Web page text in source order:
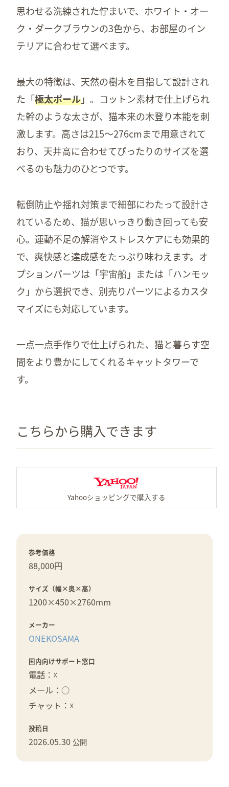
思わせる洗練された佇まいで、ホワイト・オー
ク・ダークブラウンの3色から、お部屋のイン
テリアに合わせて選べます。
最大の特徴は、天然の樹木を目指して設計され
た「極太ポール」。コットン素材で仕上げられ
た幹のような太さが、猫本来の木登り本能を刺
激します。高さは215〜276cmまで用意されて
おり、天井高に合わせてぴったりのサイズを選
べるのも魅力のひとつです。
転倒防止や揺れ対策まで細部にわたって設計さ
れているため、猫が思いっきり動き回っても安
心。運動不足の解消やストレスケアにも効果的
で、爽快感と達成感をたっぷり味わえます。オ
プションパーツは「宇宙船」または「ハンモッ
ク」から選択でき、別売りパーツによるカスタ
マイズにも対応しています。
一点一点手作りで仕上げられた、猫と暮らす空
間をより豊かにしてくれるキャットタワーで
す。
こちらから購入できます
参考価格
88,000円
サイズ（幅×奥×高）
1200×450×2760mm
メーカー
ONEKOSAMA
国内向けサポート窓口
電話：☓
メール：○
チャット：☓
投稿日
2026.05.30 公開